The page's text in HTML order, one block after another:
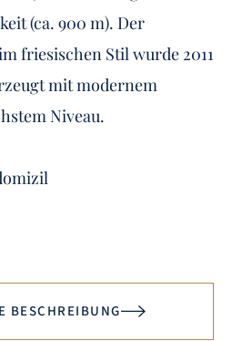
(ca. 900 m). Der
friesischen Stil wurde 2011
mit modernem
Niveau.
BESCHREIBUNG